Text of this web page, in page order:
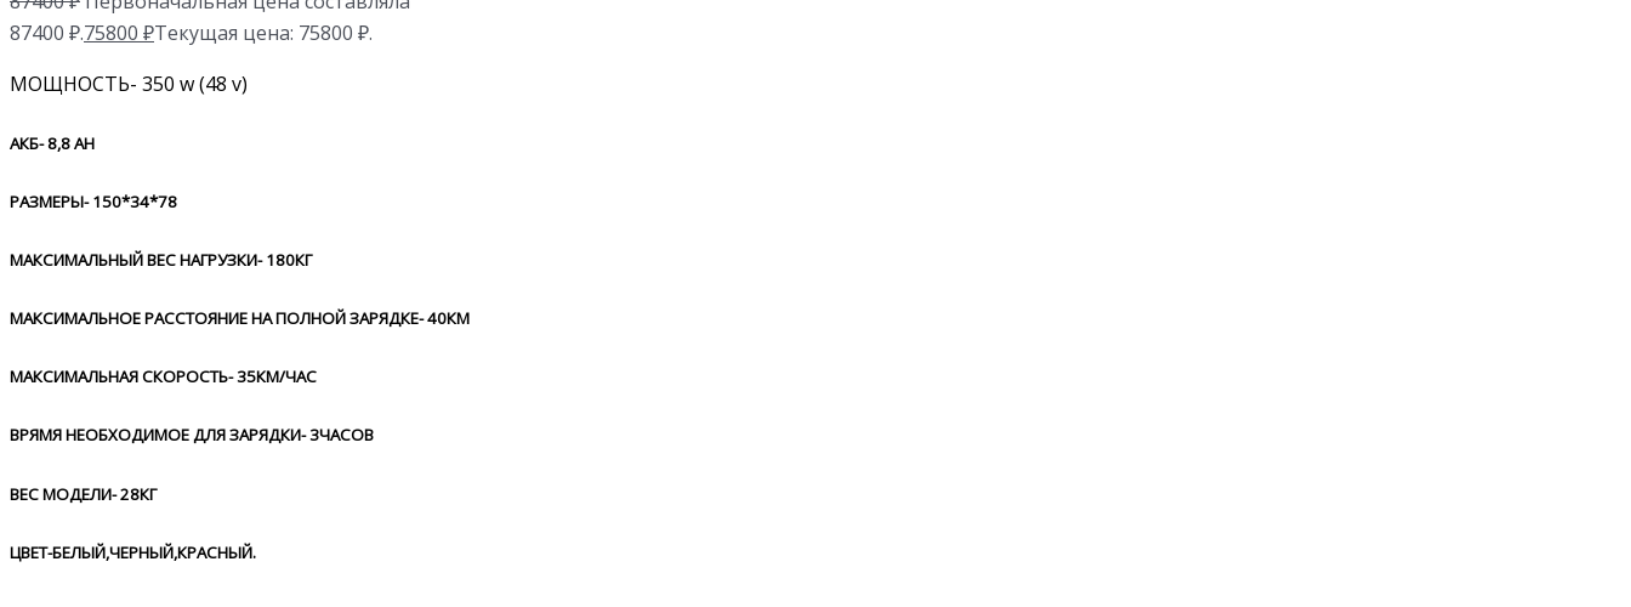
87400 ₽.75800 ₽Текущая цена: 75800 ₽.
МОЩНОСТЬ- 350 w (48 v)
АКБ- 8,8 AH
РАЗМЕРЫ- 150*34*78
МАКСИМАЛЬНЫЙ ВЕС НАГРУЗКИ- 180КГ
МАКСИМАЛЬНОЕ РАССТОЯНИЕ НА ПОЛНОЙ ЗАРЯДКЕ- 40КМ
МАКСИМАЛЬНАЯ СКОРОСТЬ- 35КМ/ЧАС
ВРЯМЯ НЕОБХОДИМОЕ ДЛЯ ЗАРЯДКИ- 3ЧАСОВ
ВЕС МОДЕЛИ- 28КГ
ЦВЕТ-БЕЛЫЙ,ЧЕРНЫЙ,КРАСНЫЙ.